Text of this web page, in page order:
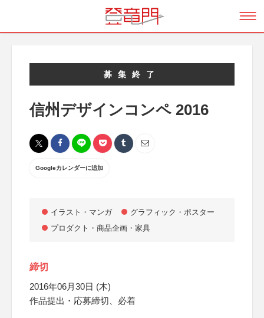
募集終了
信州デザインコンペ 2016
Googleカレンダーに追加
イラスト・マンガ
グラフィック・ポスター
プロダクト・商品企画・家具
締切
2016年06月30日 (木)
作品提出・応募締切、必着